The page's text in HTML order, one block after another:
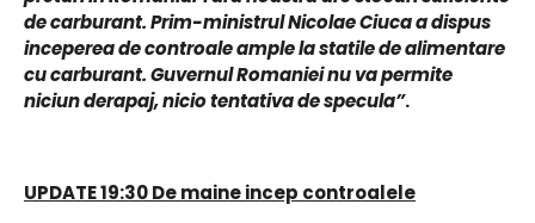
de carburant. Prim-ministrul Nicolae Ciuca a dispus
inceperea de controale ample la statile de alimentare
cu carburant. Guvernul Romaniei nu va permite
niciun derapaj, nicio tentativa de specula”.
UPDATE 19:30 De maine incep controalele